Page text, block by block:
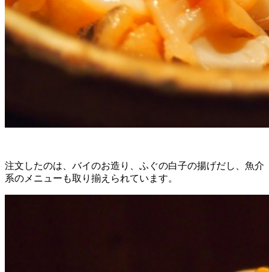
注文したのは、バイのお造り、ふぐの白子の揚げだし、魚介
系のメニューも取り揃えられています。